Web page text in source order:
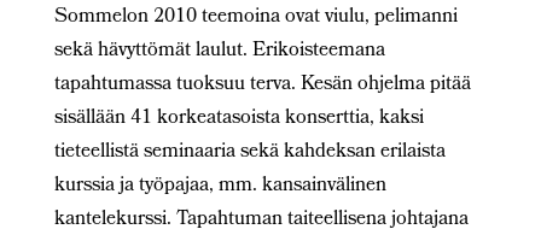
Sommelon 2010 teemoina ovat viulu, pelimanni
sekä hävyttömät laulut. Erikoisteemana
tapahtumassa tuoksuu terva. Kesän ohjelma pitää
sisällään 41 korkeatasoista konserttia, kaksi
tieteellistä seminaaria sekä kahdeksan erilaista
kurssia ja työpajaa, mm. kansainvälinen
kantelekurssi. Tapahtuman taiteellisena johtajana